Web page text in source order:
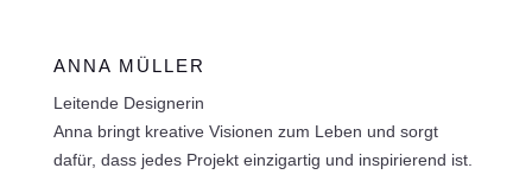
ANNA MÜLLER
Leitende Designerin
Anna bringt kreative Visionen zum Leben und sorgt
dafür, dass jedes Projekt einzigartig und inspirierend ist.